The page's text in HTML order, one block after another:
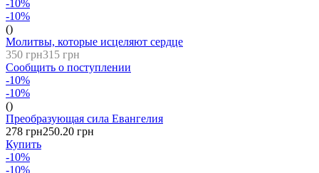
-10%
-10%
()
Молитвы, которые исцеляют сердце
350 грн315 грн
Сообщить о поступлении
-10%
-10%
()
Преобразующая сила Евангелия
278 грн250.20 грн
Купить
-10%
-10%